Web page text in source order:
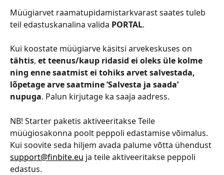
Müügiarvet raamatupidamistarkvarast saates tuleb
teil edastuskanalina valida PORTAL.
Kui koostate müügiarve käsitsi arvekeskuses on
tähtis, et teenus/kaup ridasid ei oleks üle kolme
ning enne saatmist ei tohiks arvet salvestada,
lõpetage arve saatmine ’Salvesta ja saada’
nupuga. Palun kirjutage ka saaja aadress.
NB! Starter paketis aktiveeritakse Teile
müügiosakonna poolt peppoli edastamise võimalus.
Kui soovite seda hiljem avada palume võtta ühendust
support@finbite.eu ja teile aktiveeritakse peppoli
edastus.